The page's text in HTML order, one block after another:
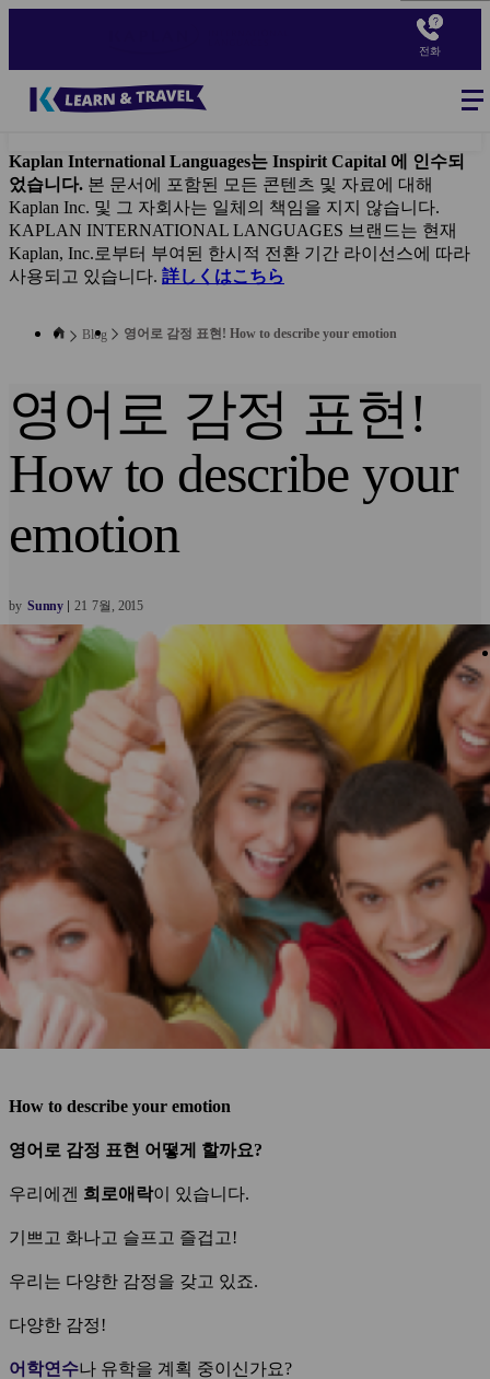
전화
Kaplan International Languages는 Inspirit Capital 에 인수되
었습니다. 본 문서에 포함된 모든 콘텐츠 및 자료에 대해
Kaplan Inc. 및 그 자회사는 일체의 책임을 지지 않습니다.
KAPLAN INTERNATIONAL LANGUAGES 브랜드는 현재
Kaplan, Inc.로부터 부여된 한시적 전환 기간 라이선스에 따라
사용되고 있습니다. 詳しくはこちら
Blog 영어로 감정 표현! How to describe your emotion
영어로 감정 표현!
How to describe your
emotion
by Sunny 21 7월 2015
How to describe your emotion
영어로 감정 표현 어떻게 할까요?
우리에겐 희로애락이 있습니다.
기쁘고 화나고 슬프고 즐겁고!
우리는 다양한 감정을 갖고 있죠.
다양한 감정!
어학연수나 유학을 계획 중이신가요?